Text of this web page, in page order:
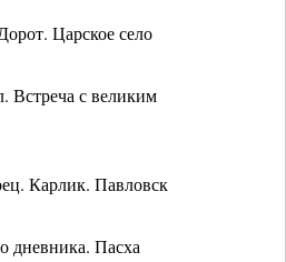
Царское село
Встреча с великим
Карлик. Павловск
дневника. Пасха